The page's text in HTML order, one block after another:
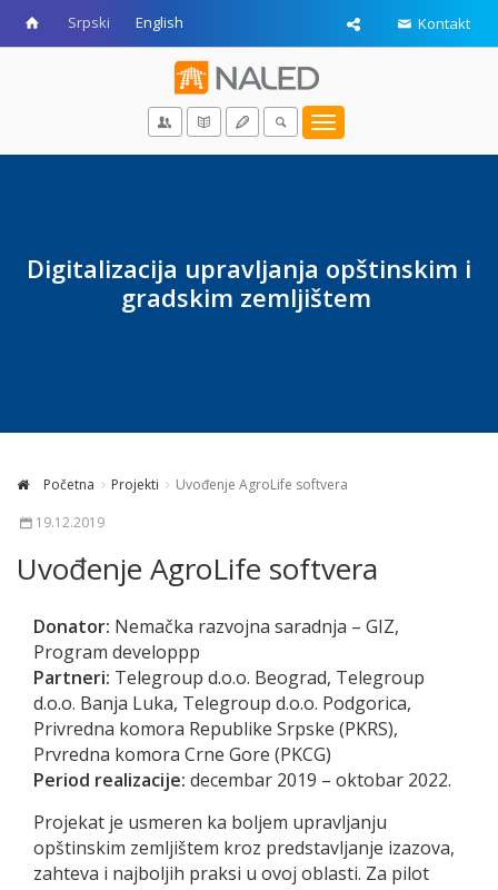
Srpski English Kontakt
Toggle
navigation
Digitalizacija upravljanja opštinskim i
gradskim zemljištem
Početna Projekti
Uvođenje AgroLife softvera
19.12.2019
Uvođenje AgroLife softvera
Donator: Nemačka razvojna saradnja – GIZ,
Program developpp
Partneri: Telegroup d.o.o. Beograd, Telegroup
d.o.o. Banja Luka, Telegroup d.o.o. Podgorica,
Privredna komora Republike Srpske (PKRS),
Prvredna komora Crne Gore (PKCG)
Period realizacije: decembar 2019 – oktobar 2022.
Projekat je usmeren ka boljem upravljanju
opštinskim zemljištem kroz predstavljanje izazova,
zahteva i najboljih praksi u ovoj oblasti. Za pilot